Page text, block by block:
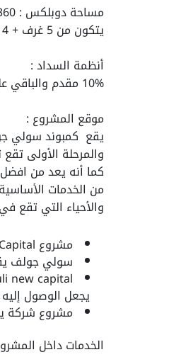
مساحة دوبلكس : 360م
يتكون من 5 غرف + 4 حمام + ريسبشن + تراس + مطبخ
أنظمة السداد :
10% مقدم والباقي علي 10 سنوات باقساط متساوية
موقع المشروع :
والمرحلة الأولى
كما أنه يعد من
من الخدمات
والأحياء التي تقع
مشروع Suli New Capital
سولي جولف
يجعل الوصول
مشروع شركة
الخدمات داخل